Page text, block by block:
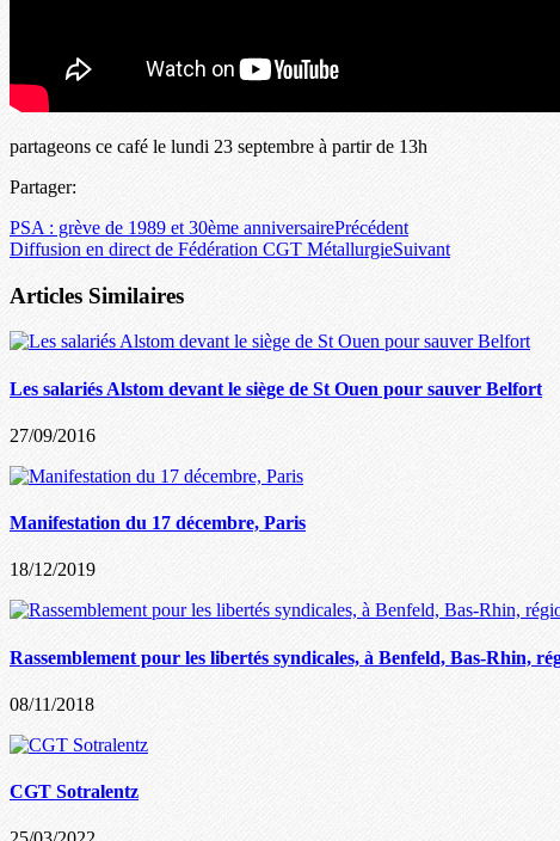
partageons ce café le lundi 23 septembre à partir de 13h
Partager:
PSA : grève de 1989 et 30ème anniversairePrécédent
Diffusion en direct de Fédération CGT MétallurgieSuivant
Articles Similaires
Les salariés Alstom devant le siège de St Ouen pour sauver Belfort
27/09/2016
Manifestation du 17 décembre, Paris
18/12/2019
Rassemblement pour les libertés syndicales, à Benfeld, Bas-Rhin,
08/11/2018
CGT Sotralentz